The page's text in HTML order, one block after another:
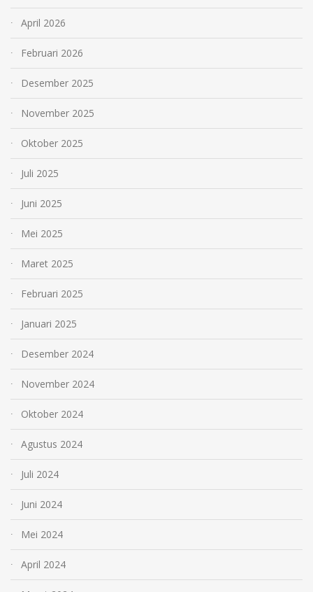
April 2026
Februari 2026
Desember 2025
November 2025
Oktober 2025
Juli 2025
Juni 2025
Mei 2025
Maret 2025
Februari 2025
Januari 2025
Desember 2024
November 2024
Oktober 2024
Agustus 2024
Juli 2024
Juni 2024
Mei 2024
April 2024